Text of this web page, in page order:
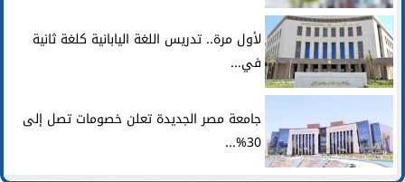
لأول مرة.. تدريس اللغة اليابانية كلغة ثانية
في...
جامعة مصر الجديدة تعلن خصومات تصل إلى
30%...